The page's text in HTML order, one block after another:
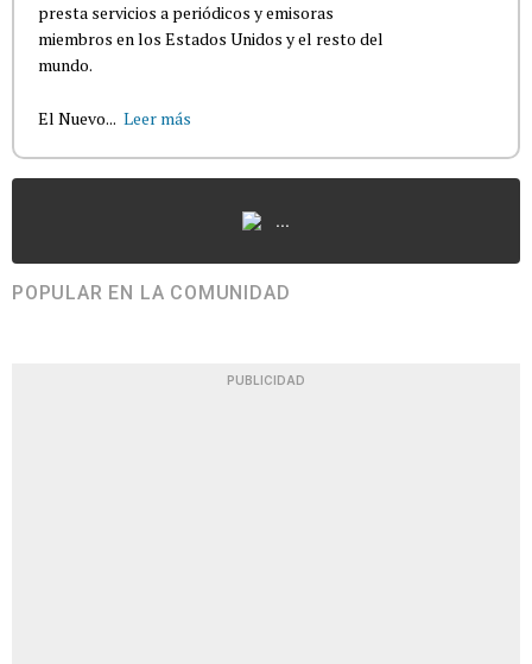
presta servicios a periódicos y emisoras
miembros en los Estados Unidos y el resto del
mundo.
El Nuevo... Leer más
...
POPULAR EN LA COMUNIDAD
PUBLICIDAD